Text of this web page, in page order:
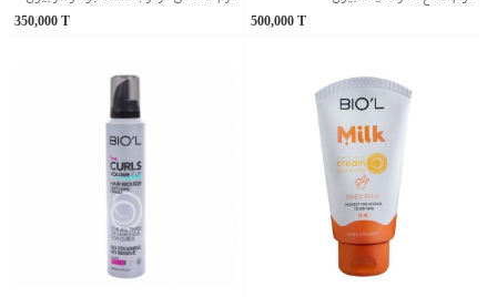
350,000 500,000